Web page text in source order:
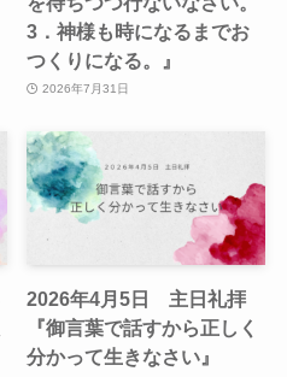
3．神様も時になるまでお
つくりになる。』
2026年7月31日
2026年4月5日 主日礼拝
『御言葉で話すから正しく
分かって生きなさい』